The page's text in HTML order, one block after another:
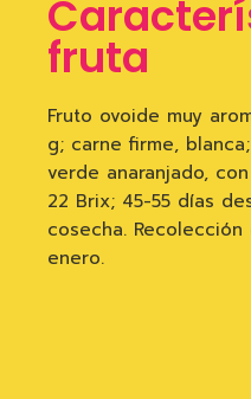
fruta
Fruto ovoide muy
g; carne firme,
verde anaranjado,
22 Brix; 45-55 días
cosecha.
enero.